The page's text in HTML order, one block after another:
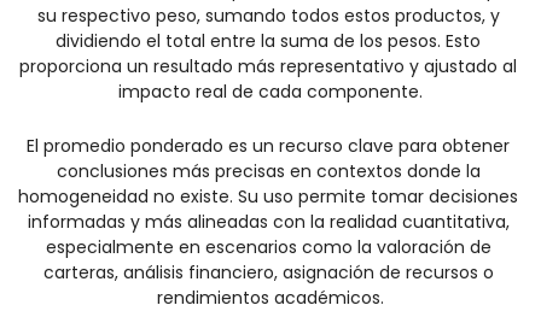
su respectivo peso, sumando todos estos productos, y
dividiendo el total entre la suma de los pesos. Esto
proporciona un resultado más representativo y ajustado al
impacto real de cada componente.
El promedio ponderado es un recurso clave para obtener
conclusiones más precisas en contextos donde la
homogeneidad no existe. Su uso permite tomar decisiones
informadas y más alineadas con la realidad cuantitativa,
especialmente en escenarios como la valoración de
carteras, análisis financiero, asignación de recursos o
rendimientos académicos.